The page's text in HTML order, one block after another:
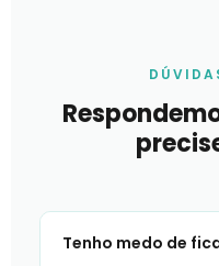
Tenho medo de